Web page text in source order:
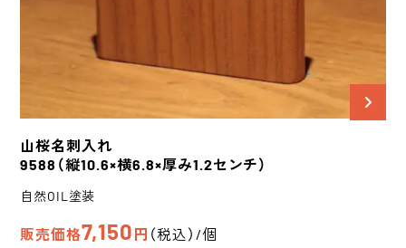
山桜名刺入れ
9588 （縦10.6×横6.8×厚み1.2センチ）
自然OIL塗装
販売価格7,150 円 （税込）/個